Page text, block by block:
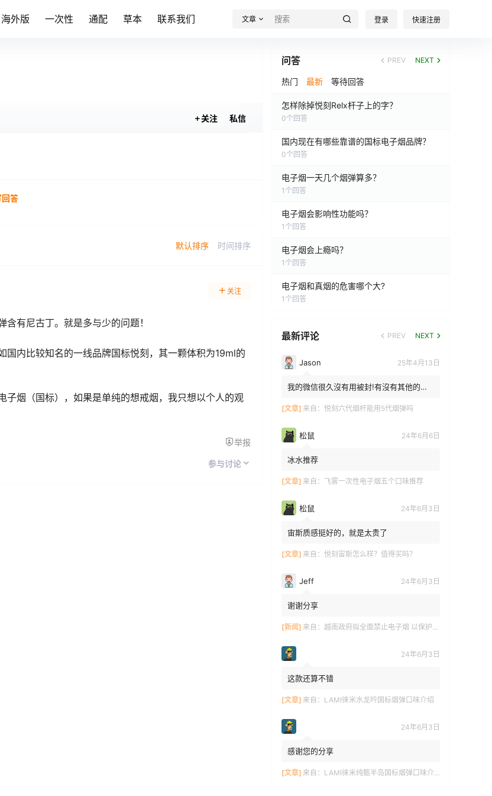
海外版 一次性 通配 草本 联系我们 文章 登录 快速注册
关注 私信
回答
默认排序 时间排序
关注
有尼古丁。就是多与少的问题！
内比较知名的一线品牌国标悦刻，其一颗体积为19ml的
烟（国标），如果是单纯的想戒烟，我只想以个人的观
举报
参与讨论
问答 PREV NEXT
热门 最新 等待回答
怎样除掉悦刻Relx杆子上的字？
0个回答
国内现在有哪些靠谱的国标电子烟品牌？
0个回答
电子烟一天几个烟弹算多？
1 个回答
电子烟会影响性功能吗？
1 个回答
电子烟会上瘾吗？
1 个回答
电子烟和真烟的危害哪个大?
1 个回答
最新评论 PREV NEXT
Jason 25年4月13日
我的微信很久沒有用被封!有沒有其他的方
[文章] 来自： 悦刻六代烟杆能用5代烟弹吗
松鼠 24年6月6日
冰水推荐
[文章] 来自： 飞雾一次性电子烟五个口味推荐
松鼠 24年6月3日
宙斯质感挺好的，就是太贵了
[文章] 来自： 悦刻宙斯怎么样？值得买吗？
Jeff 24年6月3日
谢谢分享
[新闻] 来自： 越南政府拟全面禁止电子烟 以保护青少年健康
24年6月3日
这款还算不错
[文章] 来自： LAMI徕米水龙吟国标烟弹口味介绍
24年6月3日
感谢您的分享
[文章] 来自： LAMI徕米纯甄半岛国标烟弹口味介绍